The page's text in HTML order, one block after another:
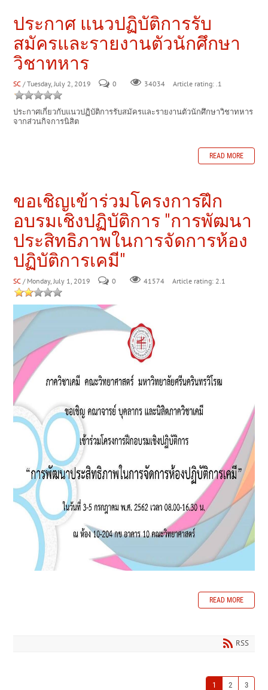
ประกาศ แนวปฏิบัติการรับ
สมัครและรายงานตัวนักศึกษา
วิชาทหาร
SC / Tuesday, July 2, 2019 0 34034 Article rating: .1
ประกาศเกี่ยวกับแนวปฏิบัติการรับสมัครและรายงานตัวนักศึกษาวิชาทหาร
จากส่วนกิจการนิสิต
READ MORE
ขอเชิญเข้าร่วมโครงการฝึก
อบรมเชิงปฏิบัติการ "การพัฒนา
ประสิทธิภาพในการจัดการห้อง
ปฏิบัติการเคมี"
SC / Monday, July 1, 2019 0 41574 Article rating: 2.1
READ MORE
RSS
1 2 3